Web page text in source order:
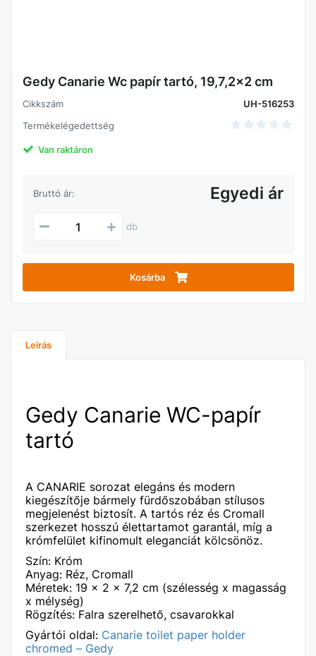
Gedy Canarie Wc papír tartó, 19,7,2x2 cm
Cikkszám
UH-516253
Termékelégedettség
Van raktáron
Bruttó ár: Egyedi ár
db
Kosárba
Leírás
Gedy Canarie WC-papír
tartó
A CANARIE sorozat elegáns és modern
kiegészítője bármely fürdőszobában stílusos
megjelenést biztosít. A tartós réz és Cromall
szerkezet hosszú élettartamot garantál, míg a
krómfelület kifinomult eleganciát kölcsönöz.
Szín: Króm
Anyag: Réz, Cromall
Méretek: 19 x 2 x 7,2 cm (szélesség x magasság
x mélység)
Rögzítés: Falra szerelhető, csavarokkal
Gyártói oldal: Canarie toilet paper holder
chromed – Gedy